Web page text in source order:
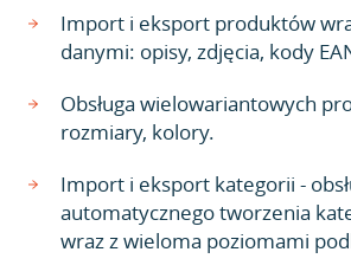
Import i eksport produktów
danymi: opisy, zdjęcia, kody
Obsługa wielowariantowych
rozmiary, kolory.
Import i eksport kategorii -
automatycznego tworzenia
wraz z wieloma poziomami